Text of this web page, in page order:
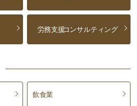
労務支援コンサルティング
飲食業